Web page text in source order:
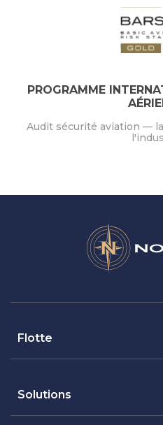
PROGRAMME
Audit sécurité aviation —
Flotte
Solutions